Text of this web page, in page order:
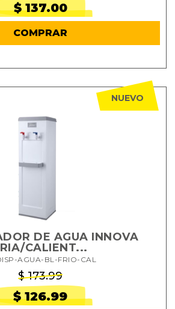
$ 137.00
COMPRAR
NUEVO
DE AGUA INNOVA
CALIENT...
AGUA-BL-FRIO-CAL
$ 173.99
$ 126.99